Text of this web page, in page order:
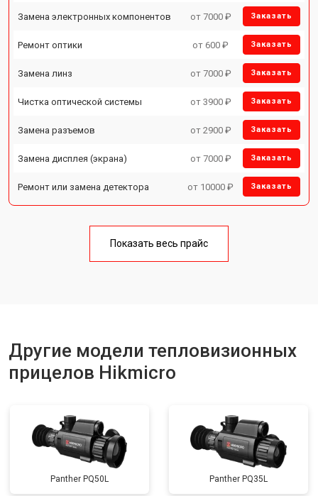
Замена электронных компонентов от 7000 ₽ Заказать
Ремонт оптики от 600 ₽ Заказать
Замена линз от 7000 ₽ Заказать
Чистка оптической системы от 3900 ₽ Заказать
Замена разъемов от 2900 ₽ Заказать
Замена дисплея (экрана) от 7000 ₽ Заказать
Ремонт или замена детектора от 10000 ₽ Заказать
Показать весь прайс
Другие модели тепловизионных
прицелов Hikmicro
Panther PQ50L Panther PQ35L